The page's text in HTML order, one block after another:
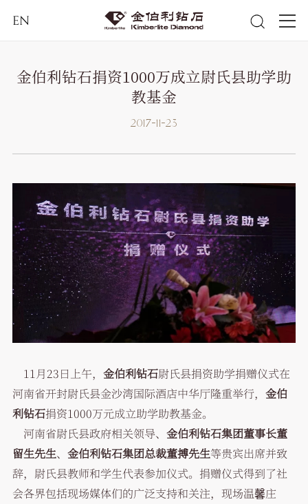
EN
金伯利钻石捐资1000万成立尉氏县助学助
教基金
2017-11-23
11月23日上午， 金伯利钻石尉氏县捐资助学捐赠仪式在
河南省开封尉氏县金沙湾国际酒店中华厅隆重举行， 金伯
利钻石捐资1000万元成立助学助教基金。
河南省尉氏县政府相关领导、 金伯利钻石集团董事长董
留生先生、 金伯利钻石集团总裁董搏先生等贵宾出席并致
辞，尉氏县教师和学生代表参加仪式。捐赠仪式得到了社
会各界包括现场媒体们的广泛支持和关注，现场温馨庄